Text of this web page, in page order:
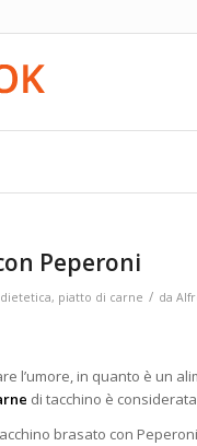
Peperoni
, piatto di carne / da
l’umore, in quanto è un
di tacchino è
brasato con